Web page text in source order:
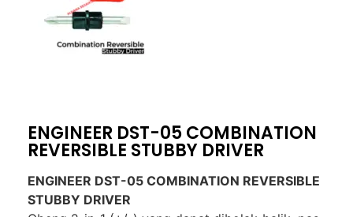
ENGINEER DST-05 COMBINATION
REVERSIBLE STUBBY DRIVER
ENGINEER DST-05 COMBINATION REVERSIBLE
STUBBY DRIVER